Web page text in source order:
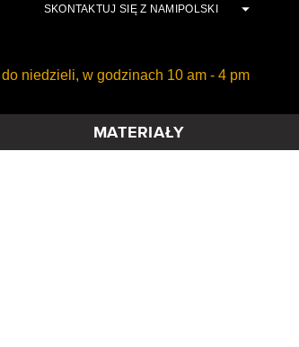
SKONTAKTUJ SIĘ Z NAMI POLSKI
niedzieli, w godzinach 10 am - 4 pm
MATERIAŁY